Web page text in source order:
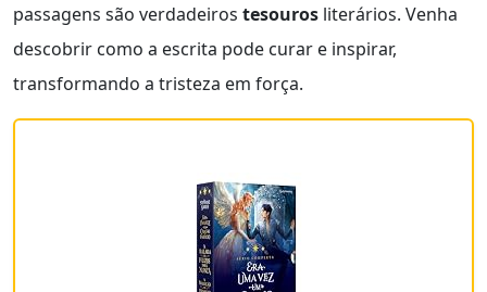
passagens são verdadeiros tesouros literários. Venha
descobrir como a escrita pode curar e inspirar,
transformando a tristeza em força.